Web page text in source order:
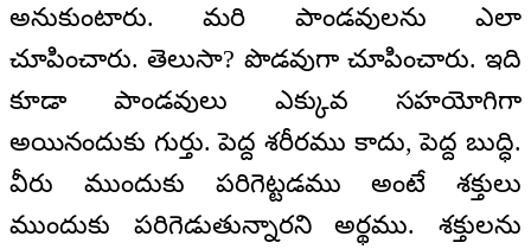
అనుకుంటారు. మరి పాండవులను ఎలా
చూపించారు. తెలుసా? పొడవుగా చూపించారు. ఇది
కూడా పాండవులు ఎక్కువ సహయోగిగా
అయినందుకు గుర్తు. పెద్ద శరీరము కాదు, పెద్ద బుద్ధి.
వీరు ముందుకు పరిగెట్టడము అంటే శక్తులు
ముందుకు పరిగెడుతున్నారని అర్థము. శక్తులను